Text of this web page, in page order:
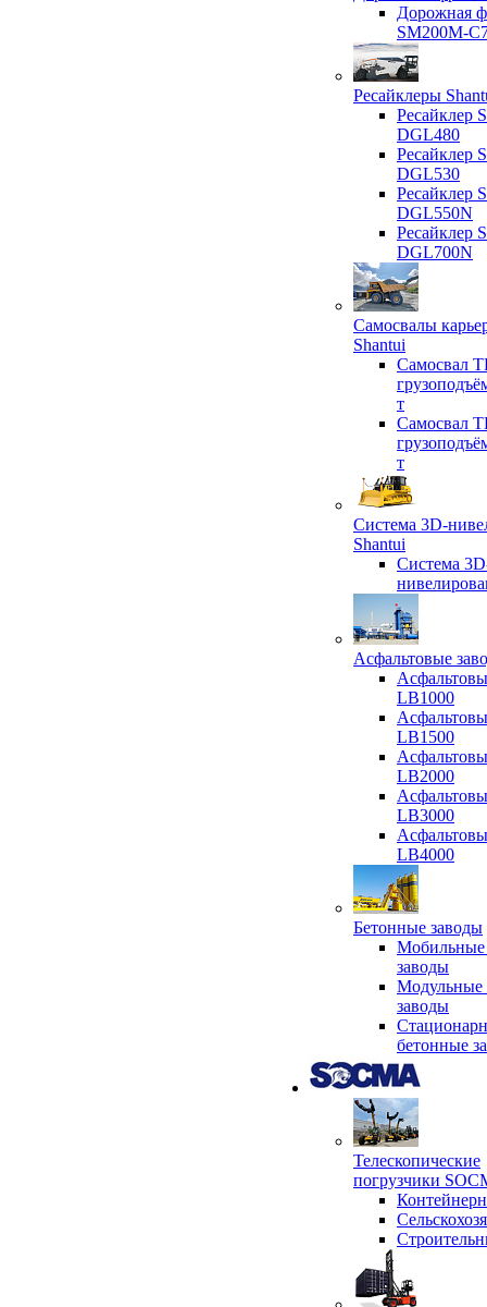
Дорожная
SM200M-
Ресайклеры
Ресайклер
DGL480
Ресайклер
DGL530
Ресайклер
DGL550N
Ресайклер
DGL700N
Самосвалы
Shantui
Самосвал
т
Самосвал
т
Система 3D-
Shantui
Система
Асфальтовые
LB1000
LB1500
LB2000
LB3000
LB4000
Бетонные заводы
Мобильные
заводы
Модульные
заводы
бетонные
Телескопические
погрузчики